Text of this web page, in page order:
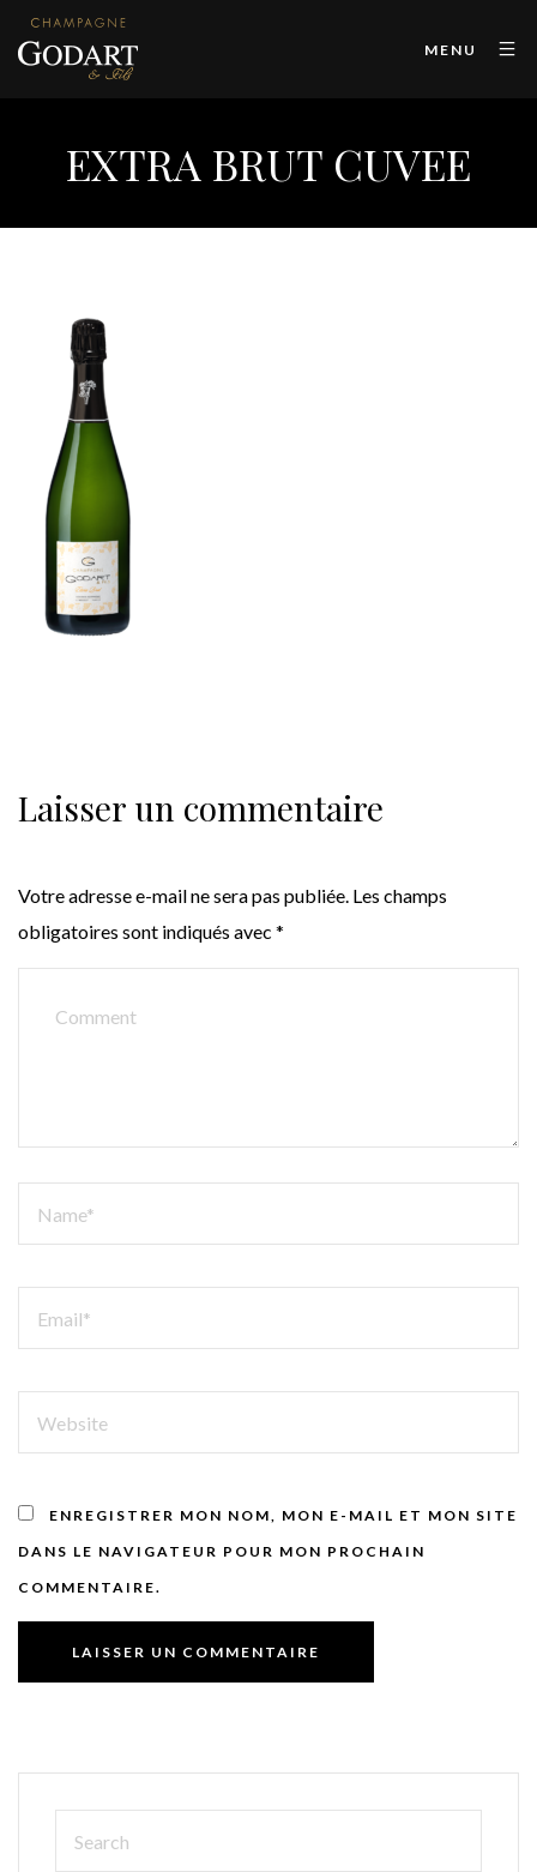
MENU
EXTRA BRUT CUVEE
Laisser un commentaire
Votre adresse e-mail ne sera pas publiée. Les champs
obligatoires sont indiqués avec *
ENREGISTRER MON NOM, MON E-MAIL ET MON SITE
DANS LE NAVIGATEUR POUR MON PROCHAIN
COMMENTAIRE.